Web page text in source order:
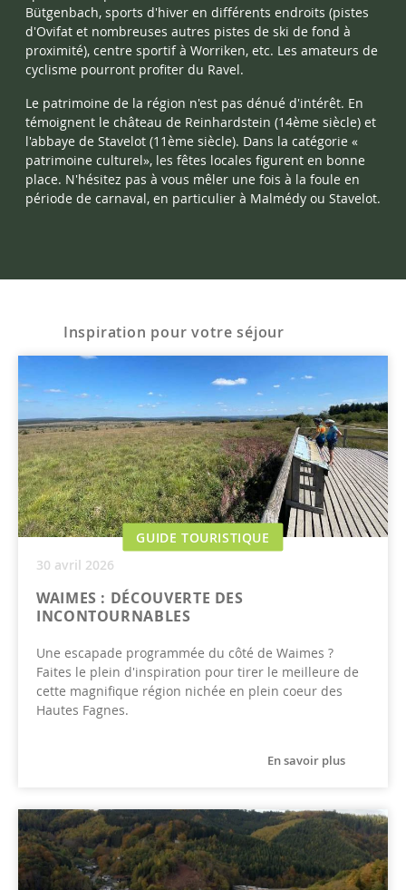
Bütgenbach, sports d'hiver en différents endroits (pistes
d'Ovifat et nombreuses autres pistes de ski de fond à
proximité), centre sportif à Worriken, etc. Les amateurs de
cyclisme pourront profiter du Ravel.
Le patrimoine de la région n'est pas dénué d'intérêt. En
témoignent le château de Reinhardstein (14ème siècle) et
l'abbaye de Stavelot (11ème siècle). Dans la catégorie «
patrimoine culturel», les fêtes locales figurent en bonne
place. N'hésitez pas à vous mêler une fois à la foule en
période de carnaval, en particulier à Malmédy ou Stavelot.
Inspiration pour votre séjour
GUIDE TOURISTIQUE
30 avril 2026
WAIMES : DÉCOUVERTE DES
INCONTOURNABLES
Une escapade programmée du côté de Waimes ?
Faites le plein d'inspiration pour tirer le meilleure de
cette magnifique région nichée en plein coeur des
Hautes Fagnes.
En savoir plus